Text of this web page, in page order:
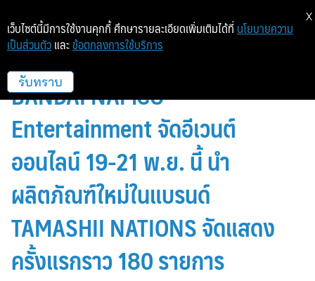
BANDAI SPIRITS ผนึกกำลัง
BANDAI NAMCO
Entertainment จัดอีเวนต์
ออนไลน์ 19-21 พ.ย. นี้ นำ
ผลิตภัณฑ์ใหม่ในแบรนด์
TAMASHII NATIONS จัดแสดง
ครั้งแรกราว 180 รายการ
เว็บไซต์นี้มีการใช้งานคุกกี้ ศึกษารายละเอียดเพิ่มเติมได้ที่ นโยบายความ
เป็นส่วนตัว และ ข้อตกลงการใช้บริการ
รับทราบ
X